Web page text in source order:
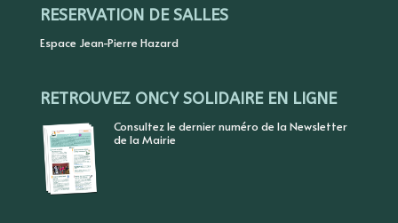
RESERVATION DE SALLES
Espace Jean-Pierre Hazard
RETROUVEZ ONCY SOLIDAIRE EN LIGNE
Consultez le dernier numéro de la Newsletter
de la Mairie